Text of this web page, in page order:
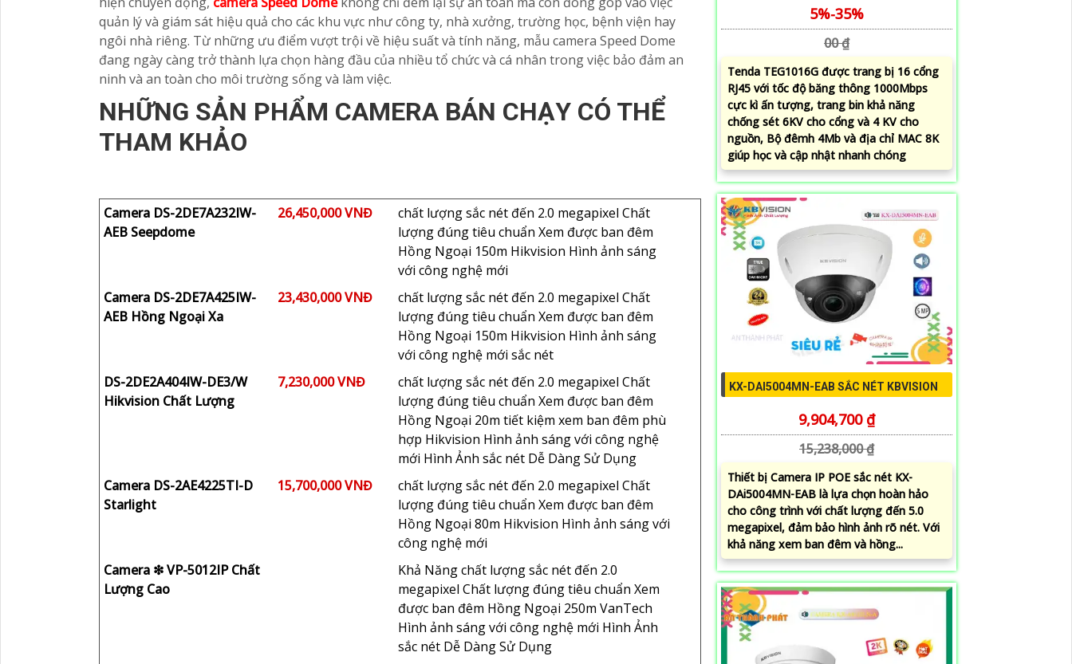
quản lý và giám sát hiệu quả cho các khu vực như công ty, nhà xưởng, trường học, bệnh viện hay
ngôi nhà riêng. Từ những ưu điểm vượt trội về hiệu suất và tính năng, mẫu camera Speed Dome
đang ngày càng trở thành lựa chọn hàng đầu của nhiều tổ chức và cá nhân trong việc bảo đảm an
ninh và an toàn cho môi trường sống và làm việc.
NHỮNG SẢN PHẨM CAMERA BÁN CHẠY CÓ THỂ
THAM KHẢO
Camera DS-2DE7A232IW-
AEB Seepdome
26,450,000 VNĐ
chất lượng sắc nét đến 2.0 megapixel Chất
lượng đúng tiêu chuẩn Xem được ban đêm
Hồng Ngoại 150m Hikvision Hình ảnh sáng
với công nghệ mới
Camera DS-2DE7A425IW-
AEB Hồng Ngoại Xa
23,430,000 VNĐ
chất lượng sắc nét đến 2.0 megapixel Chất
lượng đúng tiêu chuẩn Xem được ban đêm
Hồng Ngoại 150m Hikvision Hình ảnh sáng
với công nghệ mới sắc nét
DS-2DE2A404IW-DE3/W
Hikvision Chất Lượng
7,230,000 VNĐ
chất lượng sắc nét đến 2.0 megapixel Chất
lượng đúng tiêu chuẩn Xem được ban đêm
Hồng Ngoại 20m tiết kiệm xem ban đêm phù
hợp Hikvision Hình ảnh sáng với công nghệ
mới Hình Ảnh sắc nét Dễ Dàng Sử Dụng
Camera DS-2AE4225TI-D
Starlight
15,700,000 VNĐ
chất lượng sắc nét đến 2.0 megapixel Chất
lượng đúng tiêu chuẩn Xem được ban đêm
Hồng Ngoại 80m Hikvision Hình ảnh sáng với
công nghệ mới
Camera ❇ VP-5012IP Chất
Lượng Cao
Khả Năng chất lượng sắc nét đến 2.0
megapixel Chất lượng đúng tiêu chuẩn Xem
được ban đêm Hồng Ngoại 250m VanTech
Hình ảnh sáng với công nghệ mới Hình Ảnh
sắc nét Dễ Dàng Sử Dụng
5%-35%
00 ₫
Tenda TEG1016G được trang bị 16 cổng
RJ45 với tốc độ băng thông 1000Mbps
cực kì ấn tượng, trang bin khả năng
chống sét 6KV cho cổng và 4 KV cho
nguồn, Bộ đêmh 4Mb và địa chỉ MAC 8K
giúp học và cập nhật nhanh chóng
KX-DAI5004MN-EAB SẮC NÉT KBVISION
9,904,700 ₫
15,238,000 ₫
Thiết bị Camera IP POE sắc nét KX-
DAi5004MN-EAB là lựa chọn hoàn hảo
cho công trình với chất lượng đến 5.0
megapixel, đảm bảo hình ảnh rõ nét. Với
khả năng xem ban đêm và hồng...